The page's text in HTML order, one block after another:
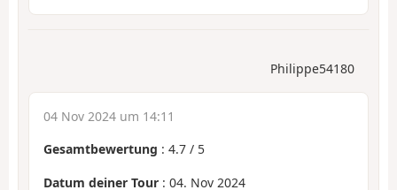
Philippe54180
04 Nov 2024 um 14:11
Gesamtbewertung : 4.7 / 5
Datum deiner Tour : 04. Nov 2024